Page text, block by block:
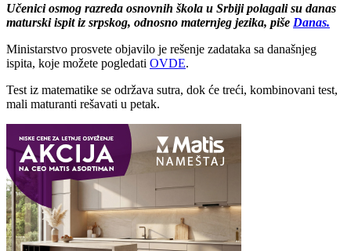
Učenici osmog razreda osnovnih škola u Srbiji polagali su danas
maturski ispit iz srpskog, odnosno maternjeg jezika, piše Danas.
Ministarstvo prosvete objavilo je rešenje zadataka sa današnjeg
ispita, koje možete pogledati OVDE.
Test iz matematike se održava sutra, dok će treći, kombinovani test,
mali maturanti rešavati u petak.